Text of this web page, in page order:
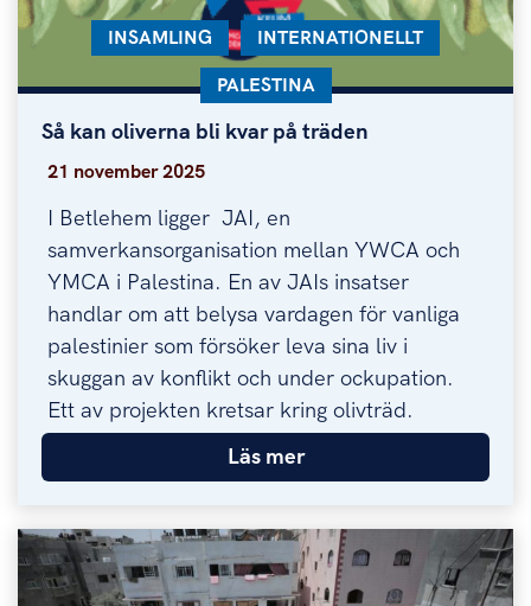
Så kan oliverna bli kvar på träden
Så kan oliverna bli kvar på träden
KATEGORI:
INSAMLING KATEGORI:
INTERNATIONELLT
KATEGORI:
PALESTINA
21 november 2025
I Betlehem ligger JAI, en
samverkansorganisation mellan YWCA och
YMCA i Palestina. En av JAIs insatser
handlar om att belysa vardagen för vanliga
palestinier som försöker leva sina liv i
skuggan av konflikt och under ockupation.
Ett av projekten kretsar kring olivträd.
Läs mer